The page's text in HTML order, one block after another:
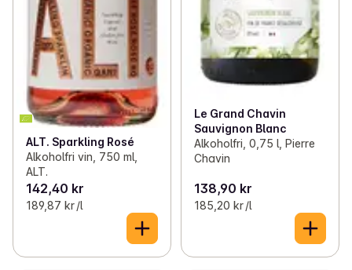
ALT. Sparkling Rosé
Alkoholfri vin, 750 ml,
ALT.
142,40 kr
189,87 kr /l
Le Grand Chavin
Sauvignon Blanc
Alkoholfri, 0,75 l, Pierre
Chavin
138,90 kr
185,20 kr /l